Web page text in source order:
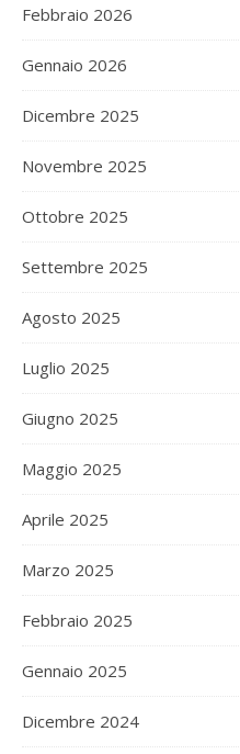
Febbraio 2026
Gennaio 2026
Dicembre 2025
Novembre 2025
Ottobre 2025
Settembre 2025
Agosto 2025
Luglio 2025
Giugno 2025
Maggio 2025
Aprile 2025
Marzo 2025
Febbraio 2025
Gennaio 2025
Dicembre 2024